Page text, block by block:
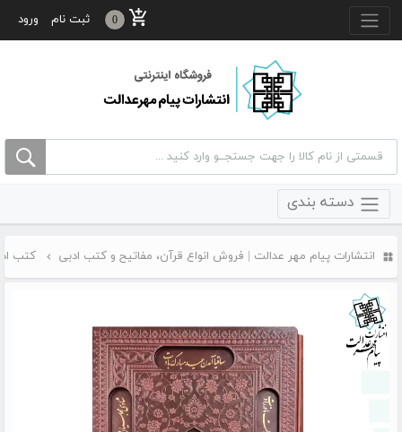
ورود ثبت نام 0 منو بالا
دسته بندی
انتشارات پیام مهر عدالت | فروش انواع قرآن، مفاتیح و کتب ادبی کتب